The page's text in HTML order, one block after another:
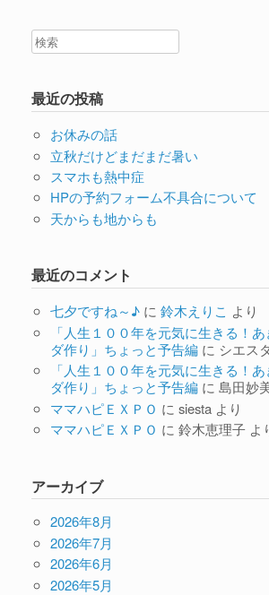
最近の投稿
お休みの話
立秋だけどまだまだ暑い
スマホも熱中症
HPの予約フォーム不具合について
天からも地からも
最近のコメント
七夕ですね～♪に 鈴木えりこ より
「人生１００年を元気に生きる！
ダ作り」ちょっと予告編に シエス
「人生１００年を元気に生きる！
ダ作り」ちょっと予告編に 島田妙
ママハピＥＸＰＯ に siestaより
ママハピＥＸＰＯ に 鈴木恵理子よ
アーカイブ
2026年8月
2026年7月
2026年6月
2026年5月